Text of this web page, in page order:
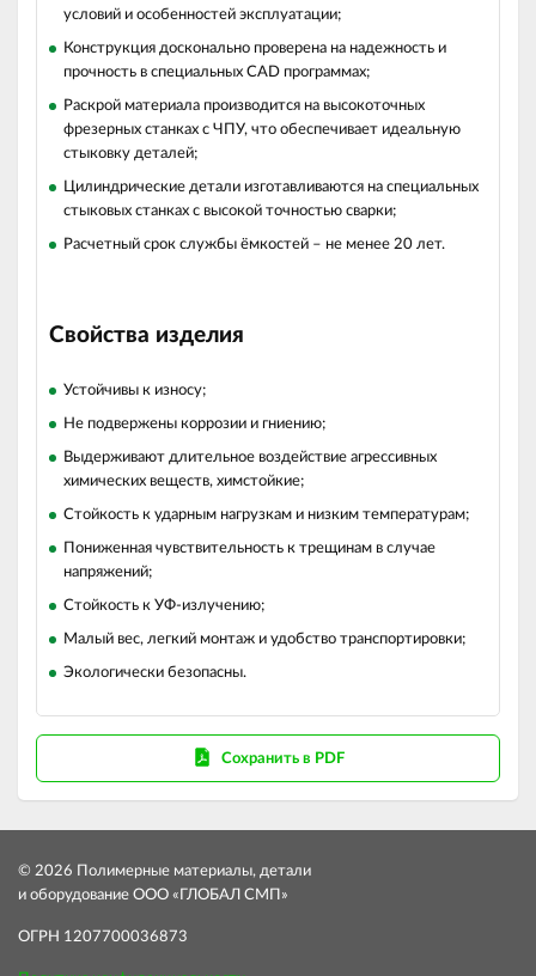
условий и особенностей эксплуатации;
Конструкция досконально проверена на надежность и
прочность в специальных CAD программах;
Раскрой материала производится на высокоточных
фрезерных станках с ЧПУ, что обеспечивает идеальную
стыковку деталей;
Цилиндрические детали изготавливаются на специальных
стыковых станках с высокой точностью сварки;
Расчетный срок службы ёмкостей – не менее 20 лет.
Свойства изделия
Устойчивы к износу;
Не подвержены коррозии и гниению;
Выдерживают длительное воздействие агрессивных
химических веществ, химстойкие;
Стойкость к ударным нагрузкам и низким температурам;
Пониженная чувствительность к трещинам в случае
напряжений;
Стойкость к УФ-излучению;
Малый вес, легкий монтаж и удобство транспортировки;
Экологически безопасны.
Сохранить в PDF
© 2026 Полимерные материалы, детали
и оборудование ООО «ГЛОБАЛ СМП»
ОГРН 1207700036873